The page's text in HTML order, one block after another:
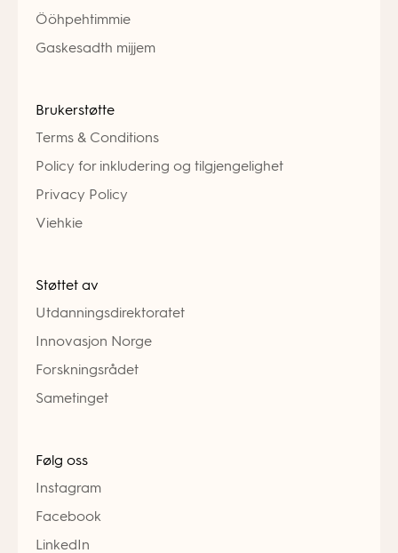
Ööhpehtimmie
Gaskesadth mijjem
Brukerstøtte
Terms & Conditions
Policy for inkludering og tilgjengelighet
Privacy Policy
Viehkie
Støttet av
Utdanningsdirektoratet
Innovasjon Norge
Forskningsrådet
Sametinget
Følg oss
Instagram
Facebook
LinkedIn